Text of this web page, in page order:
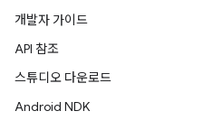
개발자 가이드
API 참조
스튜디오 다운로드
Android NDK